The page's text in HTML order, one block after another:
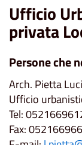
Ufficio
privata
Persone che
Arch. Pietta
Ufficio
Tel:
Fax: